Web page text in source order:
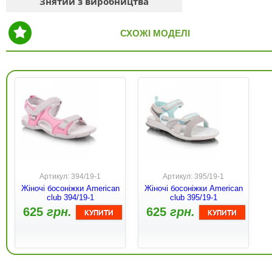
СХОЖІ МОДЕЛІ
Артикул: 394/19-1
Жіночі босоніжки American
club 394/19-1
625грн.
Артикул: 395/19-1
Жіночі босоніжки American
club 395/19-1
625грн.